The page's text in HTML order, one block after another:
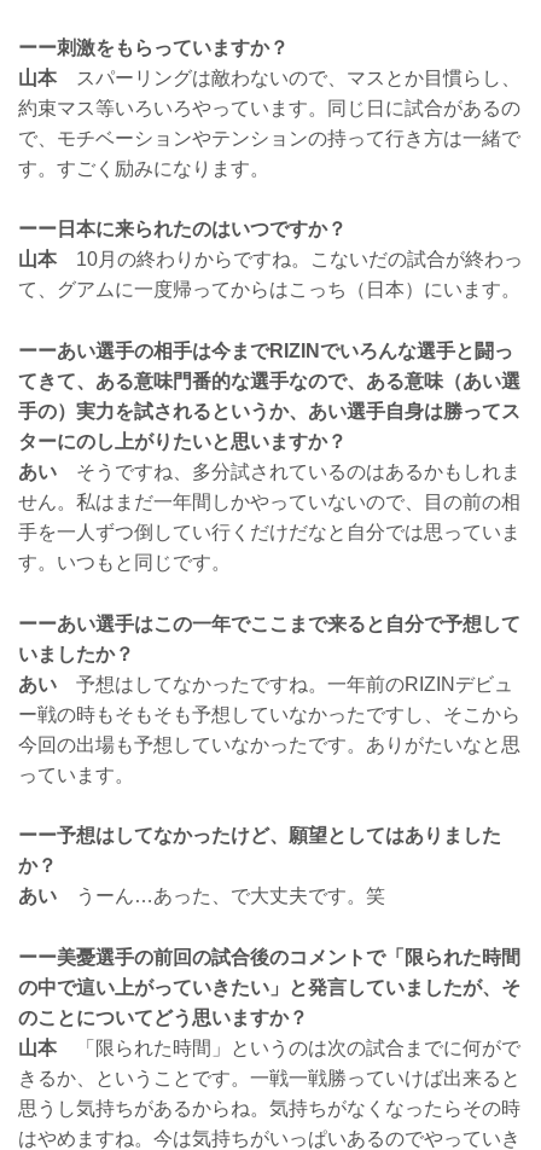
ーー刺激をもらっていますか？
山本スパーリングは敵わないので、マスとか目慣らし、
約束マス等いろいろやっています。同じ日に試合があるの
で、モチベーションやテンションの持って行き方は一緒で
す。すごく励みになります。
ーー日本に来られたのはいつですか？
山本10月の終わりからですね。こないだの試合が終わっ
て、グアムに一度帰ってからはこっち（日本）にいます。
ーーあい選手の相手は今までRIZINでいろんな選手と闘っ
てきて、ある意味門番的な選手なので、ある意味（あい選
手の）実力を試されるというか、あい選手自身は勝ってス
ターにのし上がりたいと思いますか？
あい そうですね、多分試されているのはあるかもしれま
せん。私はまだ一年間しかやっていないので、目の前の相
手を一人ずつ倒してい行くだけだなと自分では思っていま
す。いつもと同じです。
ーーあい選手はこの一年でここまで来ると自分で予想して
いましたか？
あい 予想はしてなかったですね。一年前のRIZINデビュ
ー戦の時もそもそも予想していなかったですし、そこから
今回の出場も予想していなかったです。ありがたいなと思
っています。
ーー予想はしてなかったけど、願望としてはありました
か？
あい うーん…あった、で大丈夫です。笑
ーー美憂選手の前回の試合後のコメントで「限られた時間
の中で這い上がっていきたい」と発言していましたが、そ
のことについてどう思いますか？
山本「限られた時間」というのは次の試合までに何がで
きるか、ということです。一戦一戦勝っていけば出来ると
思うし気持ちがあるからね。気持ちがなくなったらその時
はやめますね。今は気持ちがいっぱいあるのでやっていき